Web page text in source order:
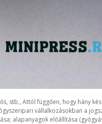
stb., Attól függően, hogy hány
vállalkozásokban a
alapanyagok előállítása